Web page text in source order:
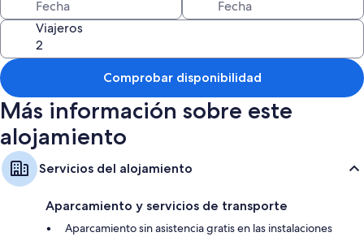
Todas las habitaciones de Comfortable Double Room at Hotel Albohera
Playa disponen de comodidades como aire acondicionado.
Además, otros servicios que encontrarás en todas las habitaciones
incluyen los siguientes:
Frigoríficos y tablas de planchar con planchas
Viajeros
Comprobar disponibilidad
Más información sobre este
alojamiento
Servicios del alojamiento
Aparcamiento y servicios de transporte
Aparcamiento sin asistencia gratis en las instalaciones